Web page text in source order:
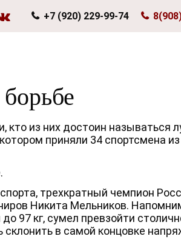
+7 (920) 229-99-74
кто из них достоин называться
приняли 34 спортсмена
трехкратный чемпион
Никита Мельников.
97 кг, сумел превзойти
в самой концовке